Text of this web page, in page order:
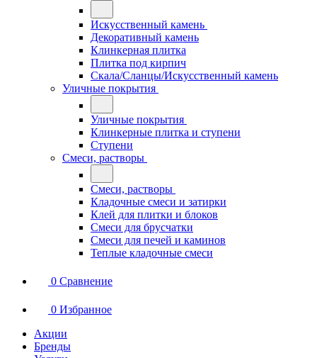
Искусственный камень
Декоративный камень
Клинкерная плитка
Плитка под кирпич
Скала/Сланцы/Искусственный камень
Уличные покрытия
Уличные покрытия
Клинкерные плитка и ступени
Ступени
Смеси, растворы
Смеси, растворы
Кладочные смеси и затирки
Клей для плитки и блоков
Смеси для брусчатки
Смеси для печей и каминов
Теплые кладочные смеси
0 Сравнение
0 Избранное
Акции
Бренды